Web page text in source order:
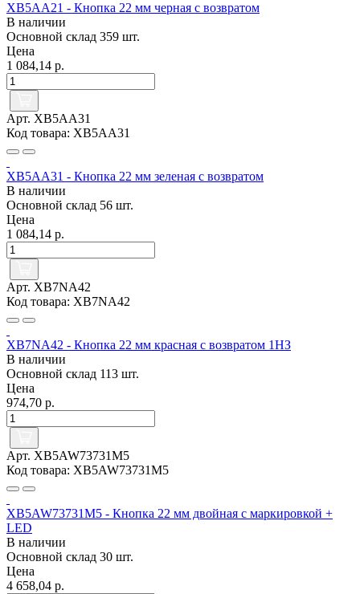
XB5AA21 - Кнопка 22 мм черная с возвратом
В наличии
Основной склад 359 шт.
Цена
1 084,14 р.
Арт. XB5AA31
Код товара: XB5AA31
XB5AA31 - Кнопка 22 мм зеленая с возвратом
В наличии
Основной склад 56 шт.
Цена
1 084,14 р.
Арт. XB7NA42
Код товара: XB7NA42
XB7NA42 - Кнопка 22 мм красная с возвратом 1НЗ
В наличии
Основной склад 113 шт.
Цена
974,70 р.
Арт. XB5AW73731M5
Код товара: XB5AW73731M5
XB5AW73731M5 - Кнопка 22 мм двойная с маркировкой +
LED
В наличии
Основной склад 30 шт.
Цена
4 658,04 р.